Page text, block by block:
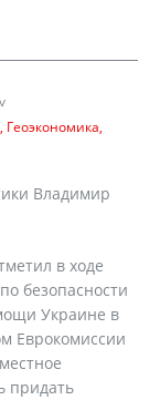
Геоэкономика
Владимир
в ходе
безопасности
Украине в
Еврокомиссии
придать